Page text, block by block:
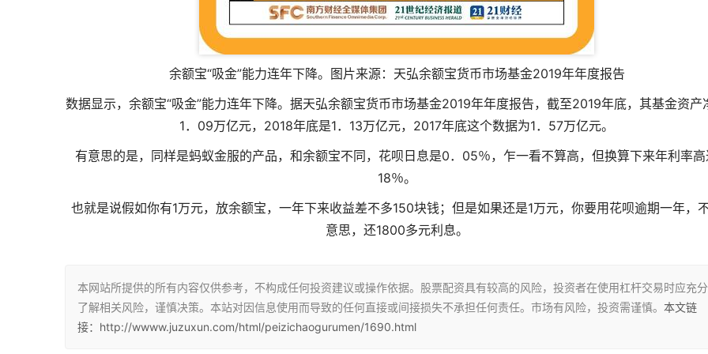
余额宝“吸金”能力连年下降。图片来源：天弘余额宝货币市场基金2019年年度报告
数据显示，余额宝“吸金”能力连年下降。据天弘余额宝货币市场基金2019年年度报告，截至2019年底，其基金资产
1．09万亿元，2018年底是1．13万亿元，2017年底这个数据为1．57万亿元。
有意思的是，同样是蚂蚁金服的产品，和余额宝不同，花呗日息是0．05％，乍一看不算高，但换算下来年利率高
18％。
也就是说假如你有1万元，放余额宝，一年下来收益差不多150块钱；但是如果还是1万元，你要用花呗逾期一年，
意思，还1800多元利息。
本网站所提供的所有内容仅供参考，不构成任何投资建议或操作依据。股票配资具有较高的风险，投资者在使用杠杆交易时应充分
了解相关风险，谨慎决策。本站对因信息使用而导致的任何直接或间接损失不承担任何责任。市场有风险，投资需谨慎。 本文链
接：http://wwww.juzuxun.com/html/peizichaogurumen/1690.html